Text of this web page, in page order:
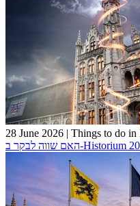
28 June 2026 | Things to do in